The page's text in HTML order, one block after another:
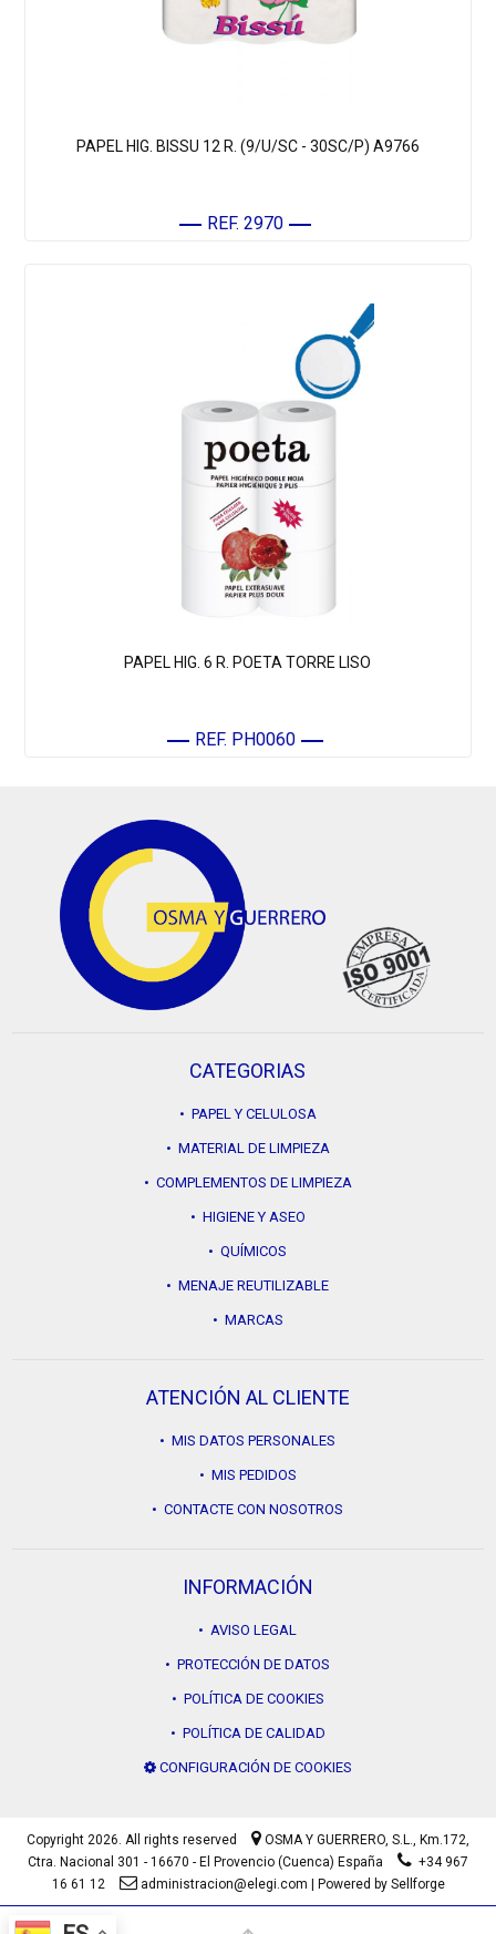
PAPEL HIG. BISSU 12 R. (9/U/SC - 30SC/P) A9766
REF. 2970
PAPEL HIG. 6 R. POETA TORRE LISO
REF. PH0060
CATEGORIAS
• PAPEL Y CELULOSA
• MATERIAL DE LIMPIEZA
• COMPLEMENTOS DE LIMPIEZA
• HIGIENE Y ASEO
• QUÍMICOS
• MENAJE REUTILIZABLE
• MARCAS
ATENCIÓN AL CLIENTE
• MIS DATOS PERSONALES
• MIS PEDIDOS
• CONTACTE CON NOSOTROS
INFORMACIÓN
• AVISO LEGAL
• PROTECCIÓN DE DATOS
• POLÍTICA DE COOKIES
• POLÍTICA DE CALIDAD
CONFIGURACIÓN DE COOKIES
Copyright 2026. All rights reserved OSMA Y GUERRERO, S.L., Km.172,
Ctra. Nacional 301 - 16670 - El Provencio (Cuenca) España
+34 967
16 61 12
administracion@elegi.com Powered by Sellforge